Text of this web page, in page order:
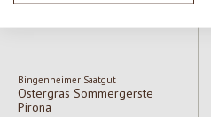
Bingenheimer Saatgut
Ostergras Sommergerste
Pirona